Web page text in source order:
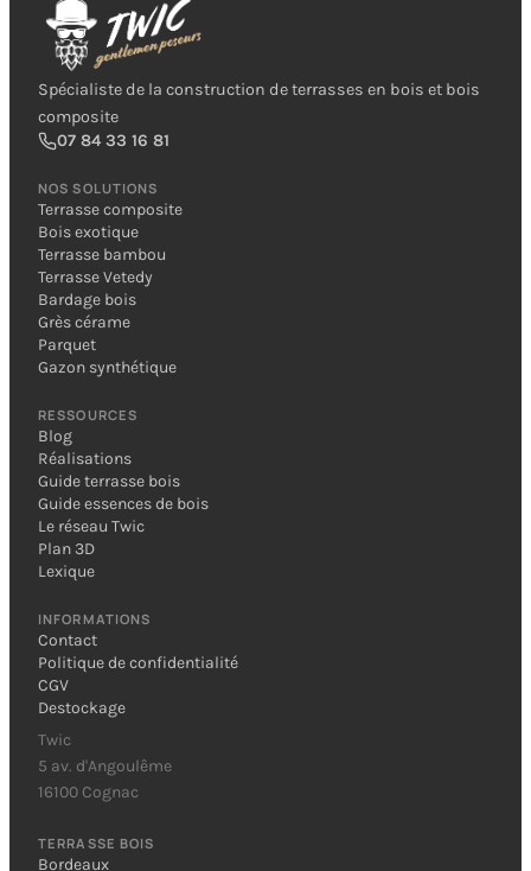
Spécialiste de la construction de terrasses en bois et bois
composite
07 84 33 16 81
NOS SOLUTIONS
Terrasse composite
Bois exotique
Terrasse bambou
Terrasse Vetedy
Bardage bois
Grès cérame
Parquet
Gazon synthétique
RESSOURCES
Blog
Réalisations
Guide terrasse bois
Guide essences de bois
Le réseau Twic
Plan 3D
Lexique
INFORMATIONS
Contact
Politique de confidentialité
CGV
Destockage
Twic
5 av. d'Angoulême
16100 Cognac
TERRASSE BOIS
Bordeaux